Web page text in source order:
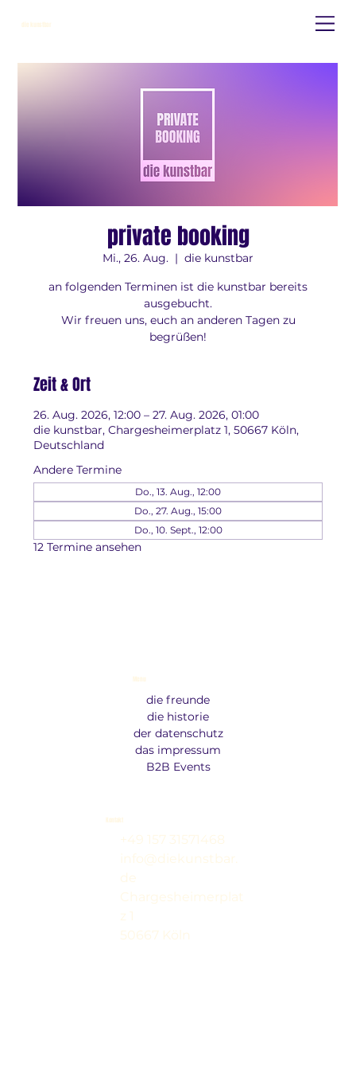
die kunstbar
private booking
Mi., 26. Aug.
  |
die kunstbar
an folgenden Terminen ist die kunstbar bereits
ausgebucht.
Wir freuen uns, euch an anderen Tagen zu
begrüßen!
Zeit & Ort
26. Aug. 2026, 12:00 – 27. Aug. 2026, 01:00
die kunstbar, Chargesheimerplatz 1, 50667 Köln,
Deutschland
Andere Termine
Do., 13. Aug., 12:00
Do., 27. Aug., 15:00
Do., 10. Sept., 12:00
12 Termine ansehen
Menu
die freunde
die historie
der datenschutz
das impressum
B2B Events
Kontakt
+49 157 31571468
info@diekunstbar.
de
Chargesheimerplat
z 1
50667 Köln